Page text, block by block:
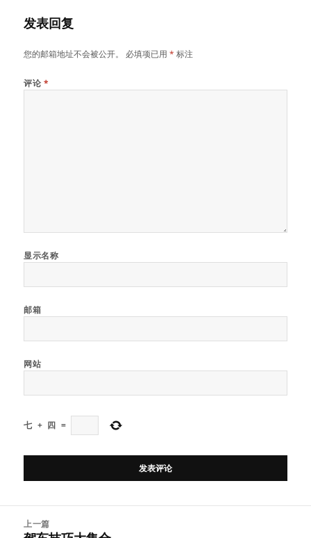
发表回复
您的邮箱地址不会被公开。 必填项已用* 标注
评论 *
显示名称
邮箱
网站
七 + 四 =
上一篇